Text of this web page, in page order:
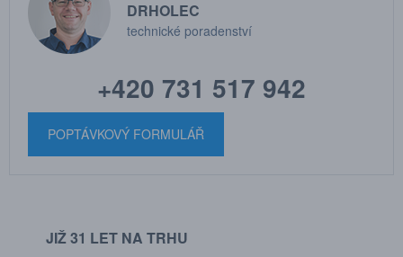
DRHOLEC
technické poradenství
+420 731 517 942
POPTÁVKOVÝ FORMULÁŘ
JIŽ 31 LET NA TRHU